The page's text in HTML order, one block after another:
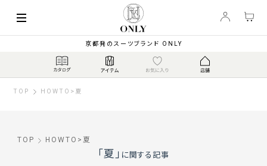
京都発のスーツブランド ONLY
TOP HOWTO > 夏
TOP HOWTO > 夏
「夏」 に関する記事